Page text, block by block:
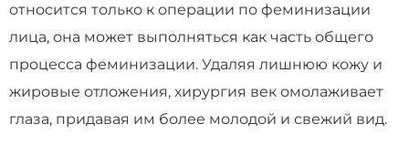
относится только к операции по феминизации
лица, она может выполняться как часть общего
процесса феминизации. Удаляя лишнюю кожу и
жировые отложения, хирургия век омолаживает
глаза, придавая им более молодой и свежий вид.